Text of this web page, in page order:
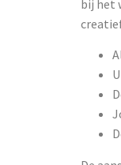
bij het